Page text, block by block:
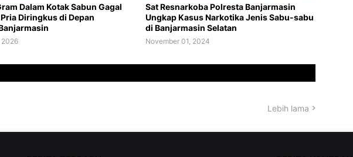
Dalam Kotak Sabun Gagal
Diringkus di Depan
2026
Sat Resnarkoba Polresta Banjarmasin
Ungkap Kasus Narkotika Jenis Sabu-sabu
di Banjarmasin Selatan
November 01, 2024
Lebih lama